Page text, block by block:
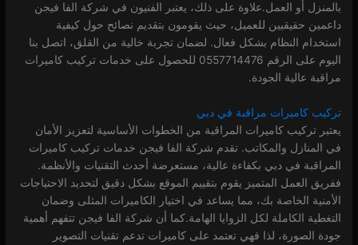
بالمنزل أو العمل.علاوة على ذلك، يعتبر الفنيون في شركة الفا فيجن
داعمين حقيقيين للعميل، حيث يقومون بتقديم نصائح حول كيفية
استخدام النظام بشكل فعال. لضمان تجربة خالية من القلق، اتصل بنا
اليوم على الرقم 0557714476 للحصول على خدمات تركيب كاميرات
مراقبة عالية الجودة.
تركيب كاميرات مراقبة في دبي
يعتبر تركيب كاميرات المراقبة من الخطوات الأساسية لتعزيز الأمان
في المنازل والمكاتب. تقدم شركة الفا فيجن خدمات تركيب كاميرات
المراقبة في دبي بكفاءة عالية، مستعرضة أحدث التقنيات والأنظمة.
ففريق العمل المتميز يقوم بتقييم الموقع بشكل دقيق لتحديد الاحتياجات
الأمنية الخاصة بك، مما يساعد في اختيار الكاميرات المثلى وضمان
التغطية الكاملة لكل الزوايا الهامة.كما أن شركة الفا فيجن تتفهم أهمية
جودة الصورة، لذا فهي تعتمد على كاميرات تدعم تقنيات التصوير